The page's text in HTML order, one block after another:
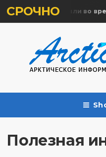
СРОЧНО
жертв почтили во
Полезная